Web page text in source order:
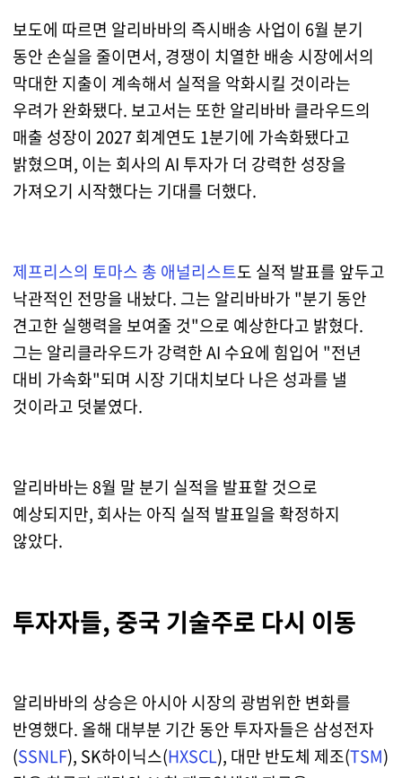
보도에 따르면 알리바바의 즉시배송 사업이 6월 분기
동안 손실을 줄이면서, 경쟁이 치열한 배송 시장에서의
막대한 지출이 계속해서 실적을 악화시킬 것이라는
우려가 완화됐다. 보고서는 또한 알리바바 클라우드의
매출 성장이 2027 회계연도 1분기에 가속화됐다고
밝혔으며, 이는 회사의 AI 투자가 더 강력한 성장을
가져오기 시작했다는 기대를 더했다.
제프리스의 토마스 총 애널리스트도 실적 발표를 앞두고
낙관적인 전망을 내놨다. 그는 알리바바가 "분기 동안
견고한 실행력을 보여줄 것"으로 예상한다고 밝혔다.
그는 알리클라우드가 강력한 AI 수요에 힘입어 "전년
대비 가속화"되며 시장 기대치보다 나은 성과를 낼
것이라고 덧붙였다.
알리바바는 8월 말 분기 실적을 발표할 것으로
예상되지만, 회사는 아직 실적 발표일을 확정하지
않았다.
투자자들, 중국 기술주로 다시 이동
알리바바의 상승은 아시아 시장의 광범위한 변화를
반영했다. 올해 대부분 기간 동안 투자자들은 삼성전자
(SSNLF), SK하이닉스(HXSCL), 대만 반도체 제조(TSM)